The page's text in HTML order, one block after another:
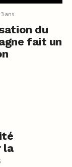
ans
du
fait un
la